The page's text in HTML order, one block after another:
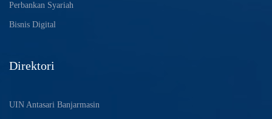
Perbankan Syariah
Bisnis Digital
Direktori
UIN Antasari Banjarmasin